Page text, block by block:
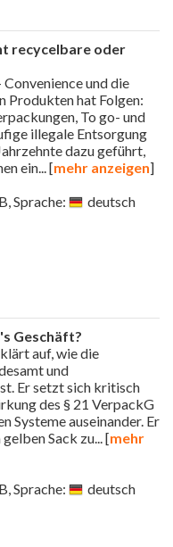
recycelbare oder
Convenience und die
Produkten hat Folgen:
To go- und
illegale Entsorgung
dazu geführt,
ein... [mehr anzeigen]
Sprache:
deutsch
Geschäft?
auf, wie die
und
Er setzt sich kritisch
des § 21 VerpackG
Systeme auseinander. Er
Sack zu... [mehr
Sprache:
deutsch